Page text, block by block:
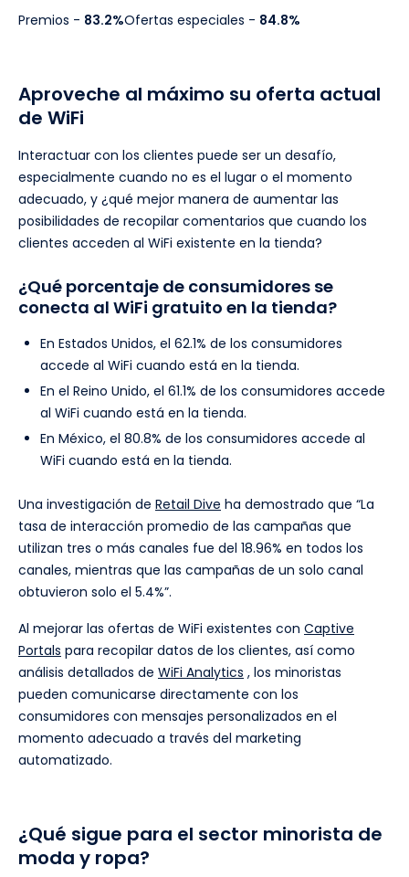
Premios - 83.2%Ofertas especiales - 84.8%
Aproveche al máximo su oferta actual
de WiFi
Interactuar con los clientes puede ser un desafío,
especialmente cuando no es el lugar o el momento
adecuado, y ¿qué mejor manera de aumentar las
posibilidades de recopilar comentarios que cuando los
clientes acceden al WiFi existente en la tienda?
¿Qué porcentaje de consumidores se
conecta al WiFi gratuito en la tienda?
En Estados Unidos, el 62.1% de los consumidores
accede al WiFi cuando está en la tienda.
En el Reino Unido, el 61.1% de los consumidores accede
al WiFi cuando está en la tienda.
En México, el 80.8% de los consumidores accede al
WiFi cuando está en la tienda.
Una investigación de Retail Dive ha demostrado que “La
tasa de interacción promedio de las campañas que
utilizan tres o más canales fue del 18.96% en todos los
canales, mientras que las campañas de un solo canal
obtuvieron solo el 5.4%”.
Al mejorar las ofertas de WiFi existentes con Captive
Portals para recopilar datos de los clientes, así como
análisis detallados de WiFi Analytics , los minoristas
pueden comunicarse directamente con los
consumidores con mensajes personalizados en el
momento adecuado a través del marketing
automatizado.
¿Qué sigue para el sector minorista de
moda y ropa?